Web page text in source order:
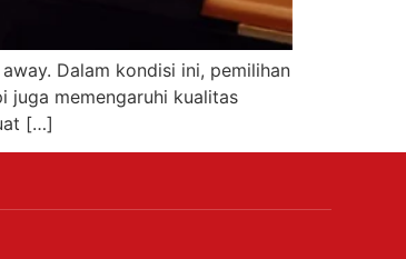
Dalam kondisi ini, pemilihan
juga memengaruhi kualitas
[…]